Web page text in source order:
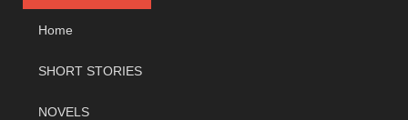
Home
SHORT STORIES
NOVELS